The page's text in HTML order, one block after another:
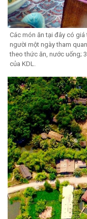
Các món ăn tại đây có
người một ngày tham
theo thức ăn, nước uống;
của KDL.